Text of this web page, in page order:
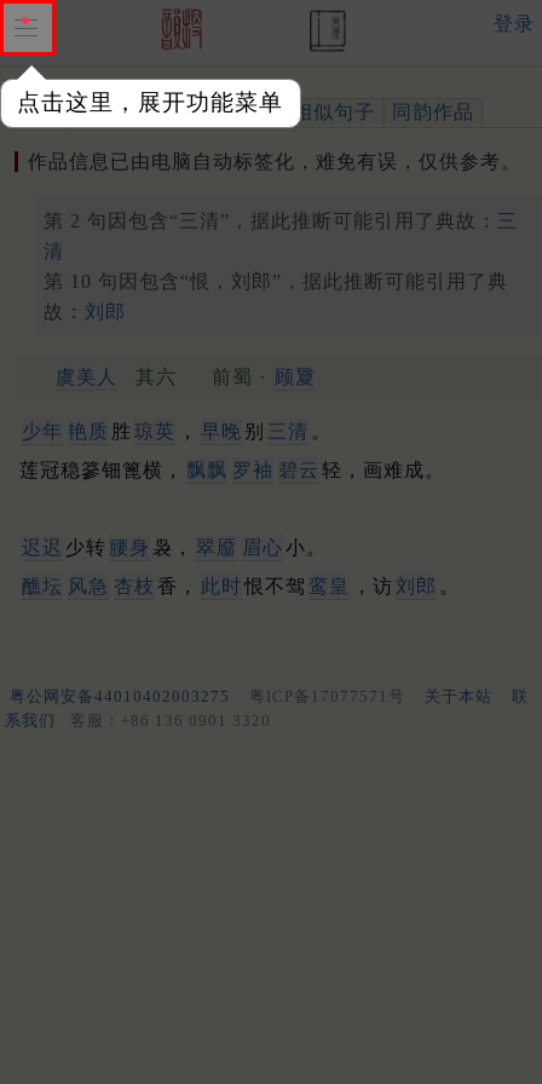
点击这里，展开功能菜单
登录
作品 标注四声 出处、引用 相似句子 同韵作品
作品信息已由电脑自动标签化，难免有误，仅供参考。
第 2 句因包含“三清”，据此推断可能引用了典故： 三
清
第 10 句因包含“恨，刘郎”，据此推断可能引用了典
故： 刘郎
虞美人 其六 前蜀 · 顾夐
少年 艳质 胜 琼英 ， 早晚 别 三清 。
莲冠稳篸钿篦横，
飘飘 罗袖 碧云 轻，画难成。
迟迟 少转 腰身 袅， 翠靥 眉心小。
醮坛 风急 杏枝 香， 此时 恨不驾 鸾皇 ，访 刘郎 。
粤公网安备44010402003275 粤ICP备17077571号 关于本站
联
系我们
客服：+86 136 0901 3320